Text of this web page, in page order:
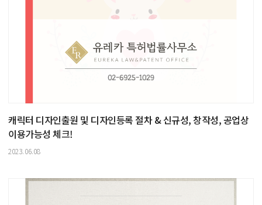
캐릭터 디자인출원 및 디자인등록 절차 & 신규성, 창작성, 공업상
이용가능성 체크!
2023.06.08